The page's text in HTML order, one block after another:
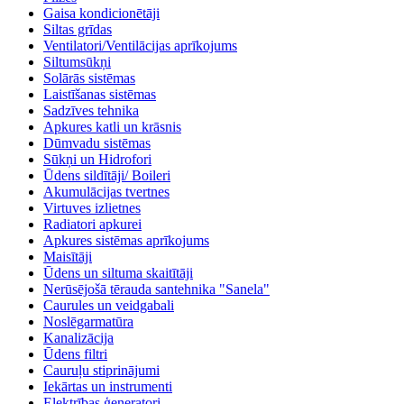
Gaisa kondicionētāji
Siltas grīdas
Ventilatori/Ventilācijas aprīkojums
Siltumsūkņi
Solārās sistēmas
Laistīšanas sistēmas
Sadzīves tehnika
Apkures katli un krāsnis
Dūmvadu sistēmas
Sūkņi un Hidrofori
Ūdens sildītāji/ Boileri
Akumulācijas tvertnes
Virtuves izlietnes
Radiatori apkurei
Apkures sistēmas aprīkojums
Maisītāji
Ūdens un siltuma skaitītāji
Nerūsējošā tērauda santehnika "Sanela"
Caurules un veidgabali
Noslēgarmatūra
Kanalizācija
Ūdens filtri
Cauruļu stiprinājumi
Iekārtas un instrumenti